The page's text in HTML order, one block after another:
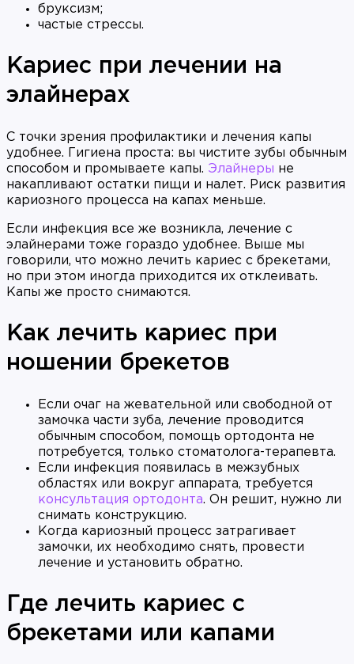
бруксизм;
частые стрессы.
Кариес при лечении на
элайнерах
С точки зрения профилактики и лечения капы
удобнее. Гигиена проста: вы чистите зубы обычным
способом и промываете капы. Элайнеры не
накапливают остатки пищи и налет. Риск развития
кариозного процесса на капах меньше.
Если инфекция все же возникла, лечение с
элайнерами тоже гораздо удобнее. Выше мы
говорили, что можно лечить кариес с брекетами,
но при этом иногда приходится их отклеивать.
Капы же просто снимаются.
Как лечить кариес при
ношении брекетов
Если очаг на жевательной или свободной от
замочка части зуба, лечение проводится
обычным способом, помощь ортодонта не
потребуется, только стоматолога-терапевта.
Если инфекция появилась в межзубных
областях или вокруг аппарата, требуется
консультация ортодонта. Он решит, нужно ли
снимать конструкцию.
Когда кариозный процесс затрагивает
замочки, их необходимо снять, провести
лечение и установить обратно.
Где лечить кариес с
брекетами или капами